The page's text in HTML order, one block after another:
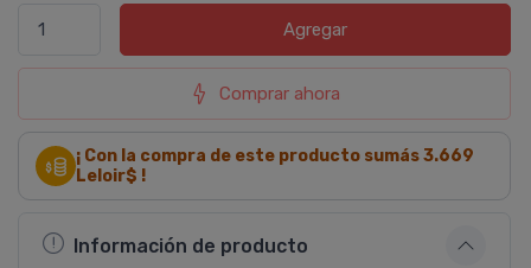
Agregar
Comprar ahora
¡ Con la compra de este producto sumás3.669
Leloir$ !
Información de producto